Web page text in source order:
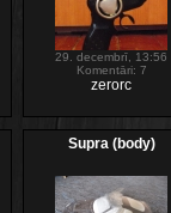
29. decembrī, 13:56
Komentāri: 7
zerorc
Supra (body)